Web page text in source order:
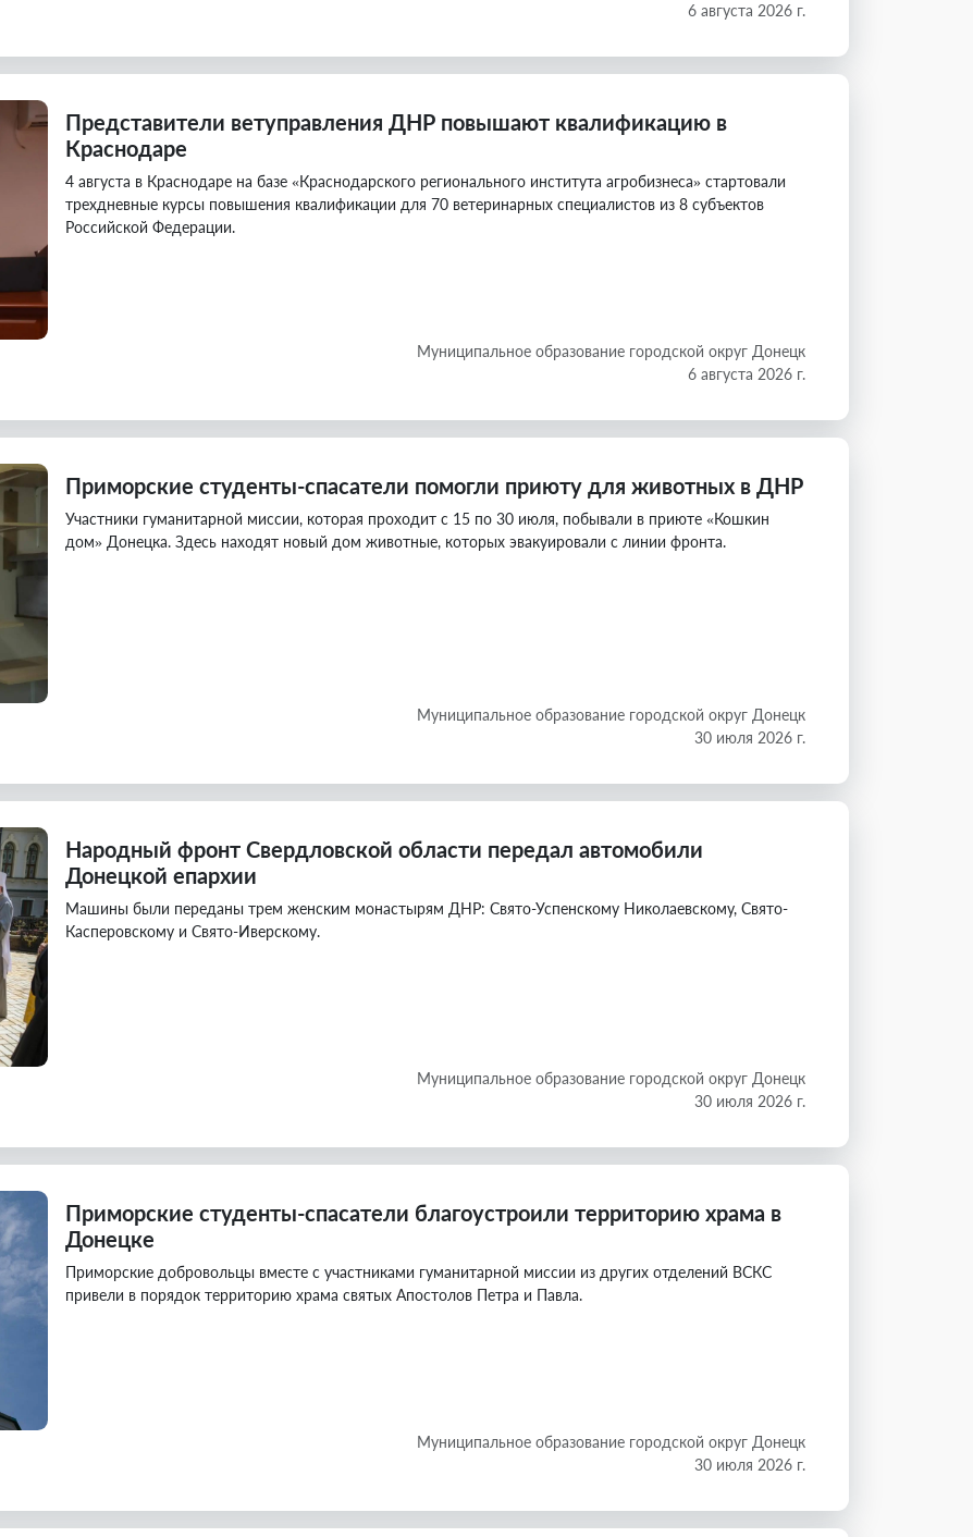
6 августа 2026 г.
Представители ветуправления ДНР повышают квалификацию в
Краснодаре
4 августа в Краснодаре на базе «Краснодарского регионального института агробизнеса» стартовали
трехдневные курсы повышения квалификации для 70 ветеринарных специалистов из 8 субъектов
Российской Федерации.
Муниципальное образование городской округ Донецк
6 августа 2026 г.
Приморские студенты-спасатели помогли приюту для животных в ДНР
Участники гуманитарной миссии, которая проходит с 15 по 30 июля, побывали в приюте «Кошкин
дом» Донецка. Здесь находят новый дом животные, которых эвакуировали с линии фронта.
Муниципальное образование городской округ Донецк
30 июля 2026 г.
Народный фронт Свердловской области передал автомобили
Донецкой епархии
Машины были переданы трем женским монастырям ДНР: Свято-Успенскому Николаевскому, Свято-
Касперовскому и Свято-Иверскому.
Муниципальное образование городской округ Донецк
30 июля 2026 г.
Приморские студенты-спасатели благоустроили территорию храма в
Донецке
Приморские добровольцы вместе с участниками гуманитарной миссии из других отделений ВСКС
привели в порядок территорию храма святых Апостолов Петра и Павла.
Муниципальное образование городской округ Донецк
30 июля 2026 г.